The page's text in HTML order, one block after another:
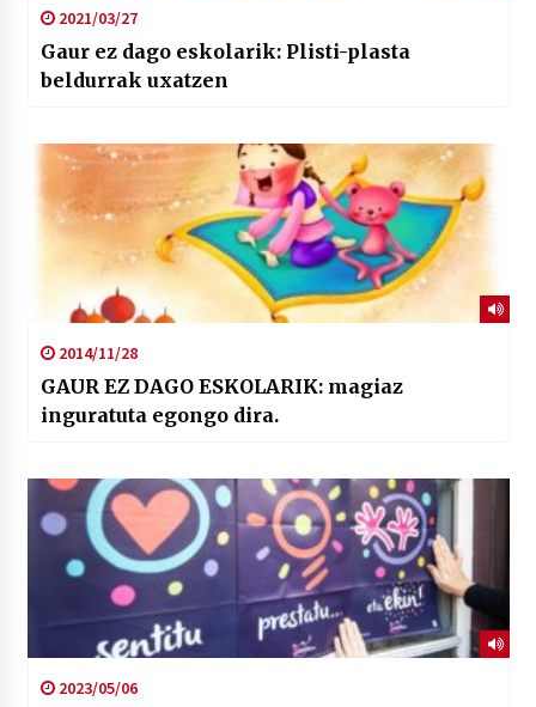
2021/03/27
Gaur ez dago eskolarik: Plisti-plasta
beldurrak uxatzen
2014/11/28
GAUR EZ DAGO ESKOLARIK: magiaz
inguratuta egongo dira.
2023/05/06